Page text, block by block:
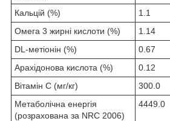
Кальцій (%)
1.1
Омега 3 жирні кислоти (%)
1.14
DL-метіонін (%)
0.67
Арахідонова кислота (%)
0.12
Вітамін C (мг/кг)
300.0
Метаболічна енергія
(розрахована за NRC 2006)
4449.0